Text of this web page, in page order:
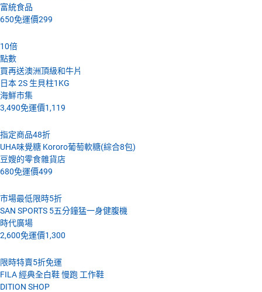
富統食品
650免運價299
10倍
點數
買再送澳洲頂級和牛片
日本 2S 生貝柱1KG
海鮮市集
3,490免運價1,119
指定商品48折
UHA味覺糖 Kororo葡萄軟糖(綜合8包)
豆嫂的零食雜貨店
680免運價499
市場最低限時5折
SAN SPORTS 5五分鐘猛一身健腹機
時代廣場
2,600免運價1,300
限時特賣5折免運
FILA 經典全白鞋 慢跑 工作鞋
DITION SHOP